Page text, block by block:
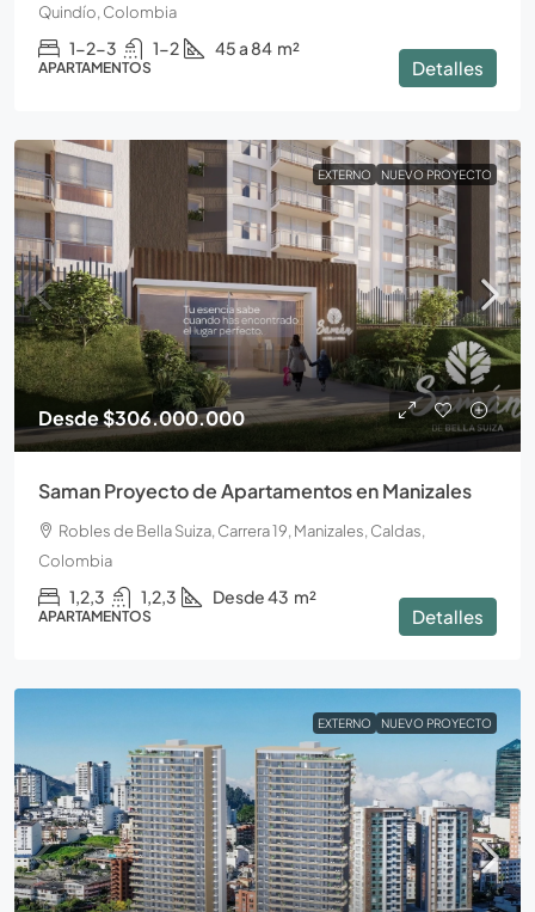
Quindío, Colombia
1-2-3 1-2 45 a 84 m²
APARTAMENTOS Detalles
EXTERNO NUEVO PROYECTO
Desde$306.000.000
Saman Proyecto de Apartamentos en Manizales
Robles de Bella Suiza, Carrera 19, Manizales, Caldas,
Colombia
1,2,3 1,2,3 Desde 43 m²
APARTAMENTOS Detalles
EXTERNO NUEVO PROYECTO